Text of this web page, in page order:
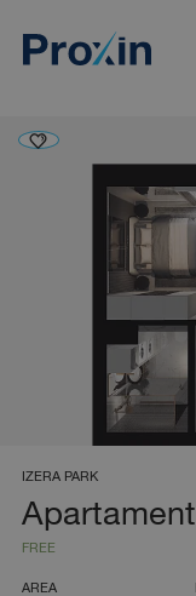
IZERA PARK
FREE
AREA
Kapitanat
Garbary
Poznań, ul. Garbary 102